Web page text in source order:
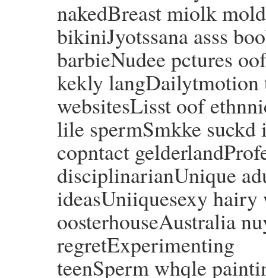
nakedBreast miolk
bikiniJyotssana asss
barbieNudee pctures
kekly langDailytmotion
websitesLisst oof
lile spermSmkke suckd
copntact
disciplinarianUnique
ideasUniiquesexy
oosterhouseAustralia
regretExperimenting
teenSperm whqle